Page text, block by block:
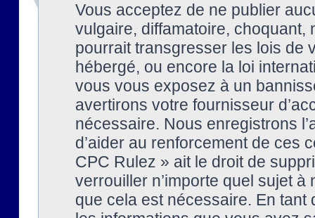
Vous acceptez de ne publier
vulgaire, diffamatoire, choquant,
pourrait transgresser les lois de
hébergé, ou encore la loi
vous vous exposez à un
avertirons votre fournisseur
nécessaire. Nous enregistrons
d’aider au renforcement de ces
CPC Rulez » ait le droit de
verrouiller n’importe quel sujet à
que cela est nécessaire. En tant